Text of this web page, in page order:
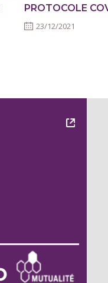
PROTOCOLE
23/12/2021